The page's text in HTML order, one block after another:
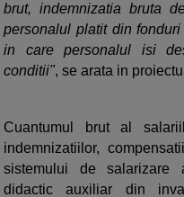
brut, indemnizatia bruta
personalul platit din
in care personalul isi
conditii", se arata in
Cuantumul brut al
indemnizatiilor,
sistemului de salarizare
didactic auxiliar din